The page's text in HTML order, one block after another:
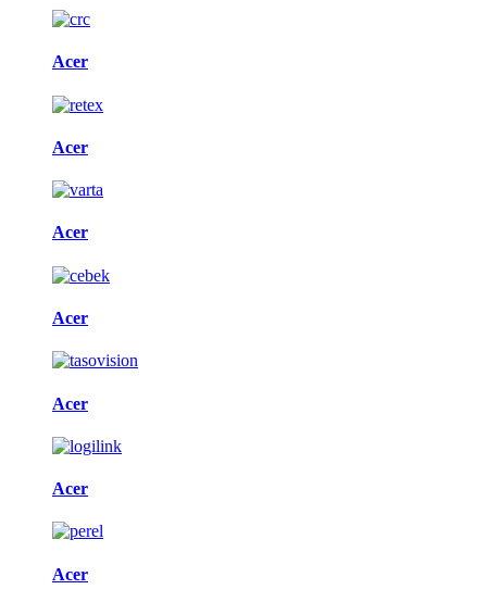
Acer
Acer
Acer
Acer
Acer
Acer
Acer